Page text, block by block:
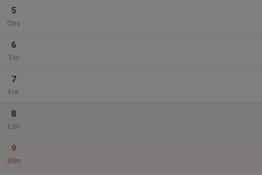
5
Ons
6
Tor
7
Fre
8
Lör
9
Sön